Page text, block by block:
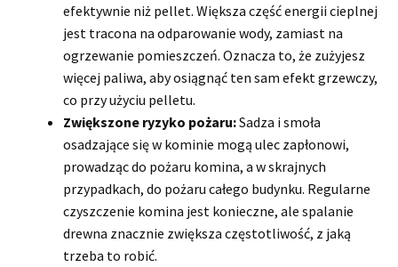
efektywnie niż pellet. Większa część energii cieplnej
jest tracona na odparowanie wody, zamiast na
ogrzewanie pomieszczeń. Oznacza to, że zużyjesz
więcej paliwa, aby osiągnąć ten sam efekt grzewczy,
co przy użyciu pelletu.
Zwiększone ryzyko pożaru:Sadza i smoła
osadzające się w kominie mogą ulec zapłonowi,
prowadząc do pożaru komina, a w skrajnych
przypadkach, do pożaru całego budynku. Regularne
czyszczenie komina jest konieczne, ale spalanie
drewna znacznie zwiększa częstotliwość, z jaką
trzeba to robić.